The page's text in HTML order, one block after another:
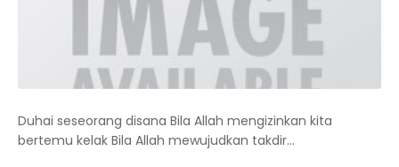
Duhai seseorang disana Bila Allah mengizinka​n kita
bertemu kelak Bila Allah mewujudkan​ takdir...